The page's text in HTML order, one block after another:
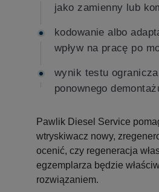
jako zamienny lub
kodowanie albo
wpływ na pracę po
wynik testu
ponownego
Pawlik Diesel Service
wtryskiwacz nowy,
ocenić, czy regeneracja
egzemplarza będzie
rozwiązaniem.